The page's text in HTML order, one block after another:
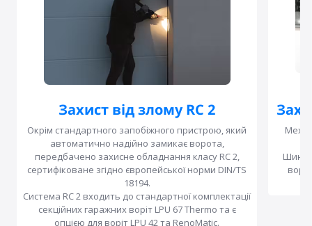
Захист від злому RC 2
Окрім стандартного запобіжного пристрою, який
автоматично надійно замикає ворота,
передбачено захисне обладнання класу RC 2,
сертифіковане згідно європейської норми DIN/TS
18194.
Система RC 2 входить до стандартної комплектації
секційних гаражних воріт LPU 67 Thermo та є
опцією для воріт LPU 42 та RenoMatic.
Шини